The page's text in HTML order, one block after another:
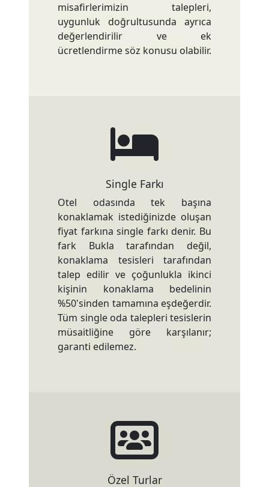
misafirlerimizin talepleri,
uygunluk doğrultusunda ayrıca
değerlendirilir ve ek
ücretlendirme söz konusu olabilir.
Single Farkı
Otel odasında tek başına
konaklamak istediğinizde oluşan
fiyat farkına single farkı denir. Bu
fark Bukla tarafından değil,
konaklama tesisleri tarafından
talep edilir ve çoğunlukla ikinci
kişinin konaklama bedelinin
%50'sinden tamamına eşdeğerdir.
Tüm single oda talepleri tesislerin
müsaitliğine göre karşılanır;
garanti edilemez.
Özel Turlar